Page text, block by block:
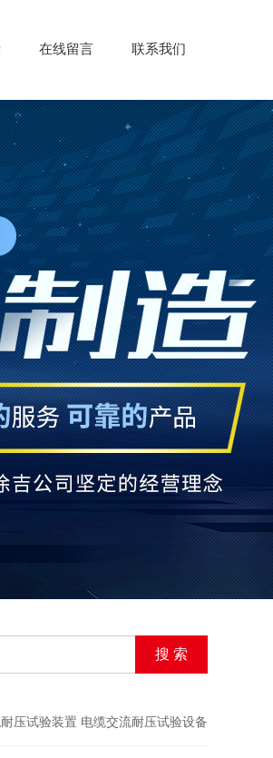
在线留言 联系我们
压试验装置 电缆交流耐压试验设备